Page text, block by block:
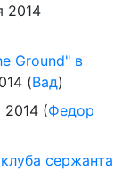
2014
Ground" в
(Вад)
2014 (Федор
сержанта